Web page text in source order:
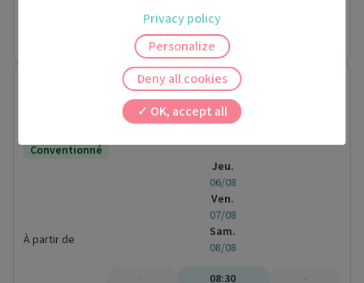
Pas de rendez-vous en ligne pour ce praticien.
Marion HAAG
Masseur-kinésithérapeute
Conventionné
À partir de
Jeu.
06/08
Ven.
07/08
Sam.
08/08
-
08:30
-
OK, accept all
Deny all cookies
Personalize
Privacy policy